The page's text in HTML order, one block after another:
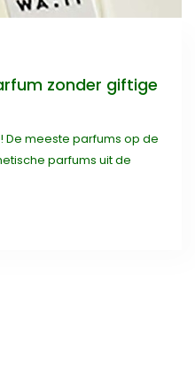
zonder giftige
De meeste parfums op de
parfums uit de